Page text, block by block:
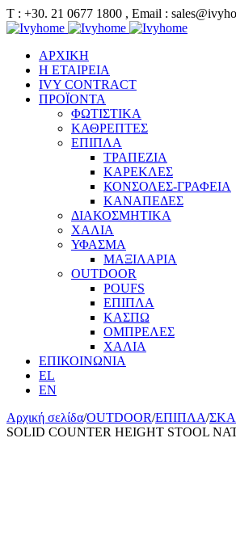
Τ : +30. 21 0677 1800 , Email :
ΑΡΧΙΚΗ
Η ΕΤΑΙΡΕΙΑ
IVY CONTRACT
ΠΡΟΪΟΝΤΑ
ΦΩΤΙΣΤΙΚΑ
ΚΑΘΡΕΠΤΕΣ
ΕΠΙΠΛΑ
ΤΡΑΠΕΖΙΑ
ΚΑΡΕΚΛΕΣ
ΚΟΝΣΟΛΕΣ-ΓΡΑΦΕΙΑ
ΚΑΝΑΠΕΔΕΣ
ΔΙΑΚΟΣΜΗΤΙΚΑ
ΧΑΛΙΑ
ΥΦΑΣΜΑ
ΜΑΞΙΛΑΡΙΑ
OUTDOOR
POUFS
ΕΠΙΠΛΑ
ΚΑΣΠΩ
ΟΜΠΡΕΛΕΣ
ΧΑΛΙΑ
ΕΠΙΚΟΙΝΩΝΙΑ
EL
EN
Αρχική σελίδα/OUTDOOR/ΕΠΙΠΛΑ/
SOLID COUNTER HEIGHT STOOL